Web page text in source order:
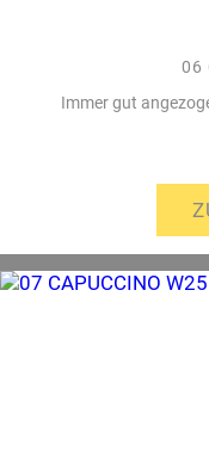
06
Immer gut